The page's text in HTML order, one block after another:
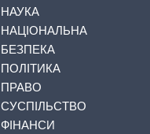
НАУКА
НАЦІОНАЛЬНА
БЕЗПЕКА
ПОЛІТИКА
ПРАВО
СУСПІЛЬСТВО
ФІНАНСИ